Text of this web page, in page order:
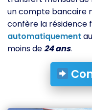
un compte bancaire
confère la résidence
automatiquement
moins de24 ans.